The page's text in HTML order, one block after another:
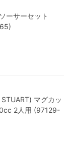
ーサーセット
マグカッ
2人用 (97129-